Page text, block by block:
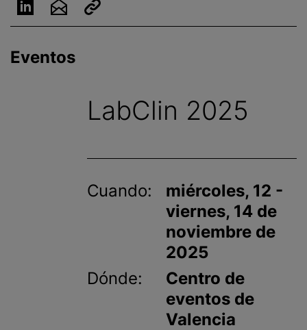
Eventos
LabClin 2025
Cuando:
miércoles, 12 -
viernes, 14 de
noviembre de
2025
Dónde:
Centro de
eventos de
Valencia